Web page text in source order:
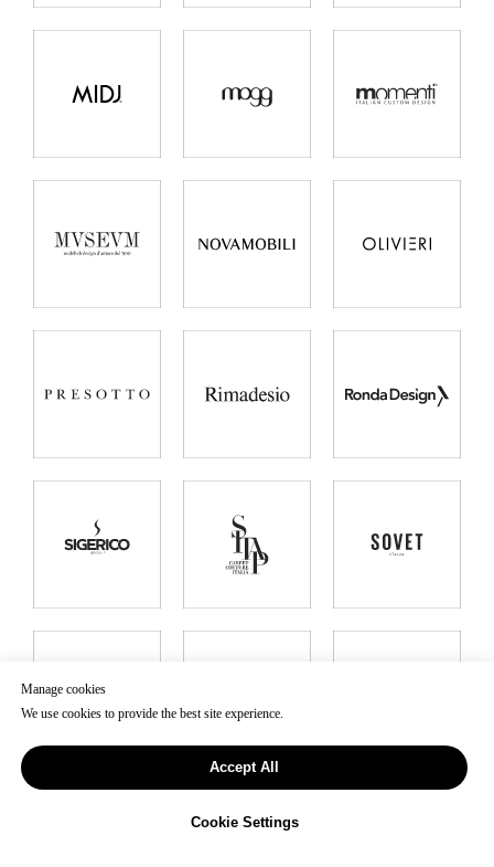
Manage cookies
We use cookies to provide the best site experience.
Accept All
Cookie Settings